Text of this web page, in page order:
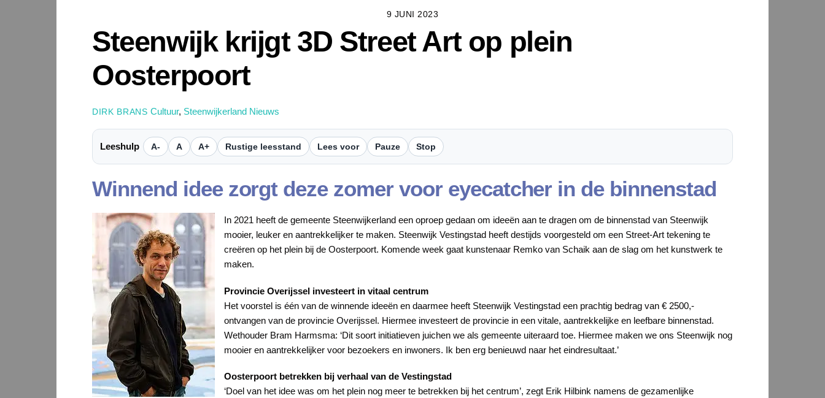
9 JUNI 2023
Steenwijk krijgt 3D Street Art op plein
Oosterpoort
DIRK BRANS Cultuur, Steenwijkerland Nieuws
Leeshulp A- A A+ Rustige leesstand Lees voor Pauze Stop
Winnend idee zorgt deze zomer voor eyecatcher in de binnenstad
In 2021 heeft de gemeente Steenwijkerland een oproep gedaan om ideeën aan te dragen om de binnenstad van Steenwijk
mooier, leuker en aantrekkelijker te maken. Steenwijk Vestingstad heeft destijds voorgesteld om een Street-Art tekening te
creëren op het plein bij de Oosterpoort. Komende week gaat kunstenaar Remko van Schaik aan de slag om het kunstwerk te
maken.
Provincie Overijssel investeert in vitaal centrum
Het voorstel is één van de winnende ideeën en daarmee heeft Steenwijk Vestingstad een prachtig bedrag van € 2500,-
ontvangen van de provincie Overijssel. Hiermee investeert de provincie in een vitale, aantrekkelijke en leefbare binnenstad.
Wethouder Bram Harmsma: ‘Dit soort initiatieven juichen we als gemeente uiteraard toe. Hiermee maken we ons Steenwijk nog
mooier en aantrekkelijker voor bezoekers en inwoners. Ik ben erg benieuwd naar het eindresultaat.’
Oosterpoort betrekken bij verhaal van de Vestingstad
‘Doel van het idee was om het plein nog meer te betrekken bij het centrum’, zegt Erik Hilbink namens de gezamenlijke